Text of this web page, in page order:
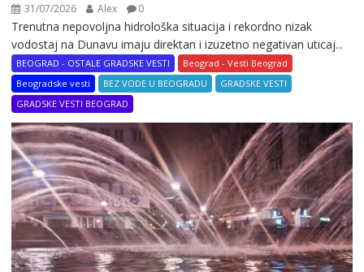
31/07/2026 Alex 0
Trenutna nepovoljna hidrološka situacija i rekordno nizak
vodostaj na Dunavu imaju direktan i izuzetno negativan uticaj...
BEOGRAD - OSTALE GRADSKE VESTI
Beograd - Vesti Beograd
Beogradske vesti
BEZ VODE U BEOGRADU
GRADSKE VESTI
GRADSKE VESTI BEOGRAD